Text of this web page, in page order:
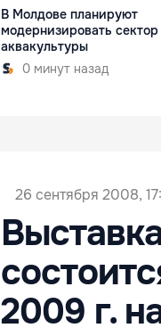
В Молдове планируют
модернизировать сектор
аквакультуры
0 минут назад
26 сентября 2008,
2009 г.